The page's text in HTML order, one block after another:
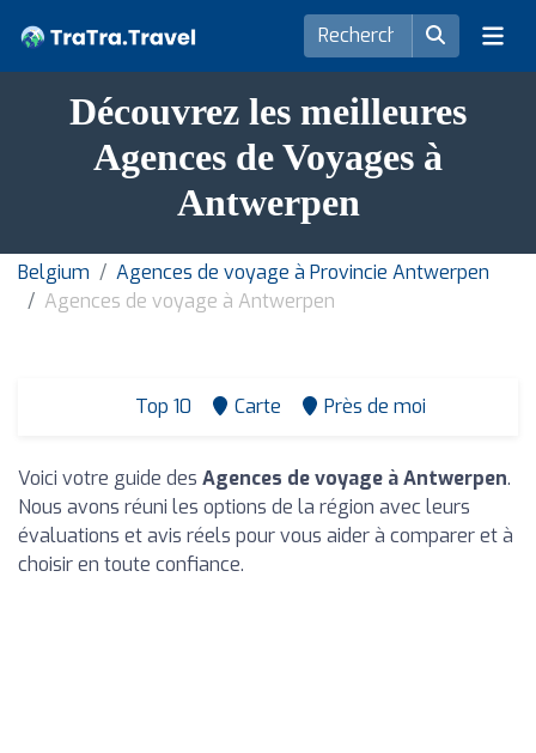
Découvrez les meilleures
Agences de Voyages à
Antwerpen
Belgium
Agences de voyage à Provincie Antwerpen
Agences de voyage à Antwerpen
Top 10 Carte Près de moi
Voici votre guide des Agences de voyage à Antwerpen.
Nous avons réuni les options de la région avec leurs
évaluations et avis réels pour vous aider à comparer et à
choisir en toute confiance.